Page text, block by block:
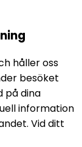
håller oss
besöket
på dina
information
Vid ditt